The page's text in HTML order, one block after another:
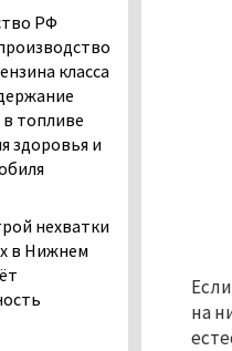
на
РФ
класса
топливе
здоровья и
Нижнего
РФ
класса
топливе
здоровья и
нехватки
в Нижнем